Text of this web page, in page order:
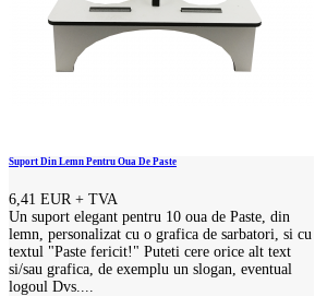
Suport Din Lemn Pentru Oua De Paste
6,41 EUR + TVA
Un suport elegant pentru 10 oua de Paste, din
lemn, personalizat cu o grafica de sarbatori, si cu
textul "Paste fericit!" Puteti cere orice alt text
si/sau grafica, de exemplu un slogan, eventual
logoul Dvs....